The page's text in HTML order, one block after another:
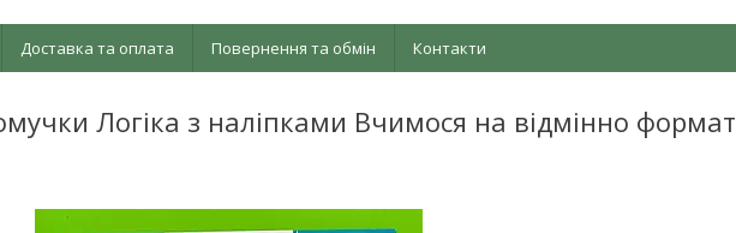
Доставка та оплата Повернення та обмін Контакти
Логіка з наліпками Вчимося на відмінно формат